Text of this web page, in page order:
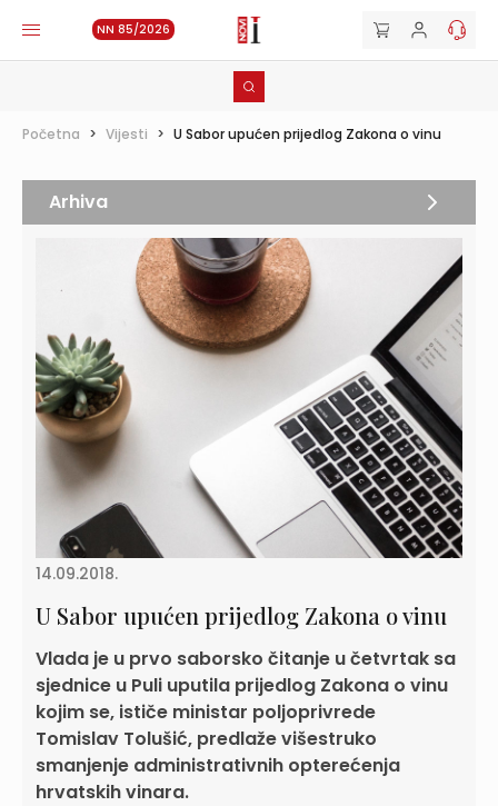
NN 85/2026
Početna > Vijesti > U Sabor upućen prijedlog Zakona o vinu
14.09.2018.
U Sabor upućen prijedlog Zakona o vinu
Vlada je u prvo saborsko čitanje u četvrtak sa
sjednice u Puli uputila prijedlog Zakona o vinu
kojim se, ističe ministar poljoprivrede
Tomislav Tolušić, predlaže višestruko
smanjenje administrativnih opterećenja
hrvatskih vinara.
Arhiva